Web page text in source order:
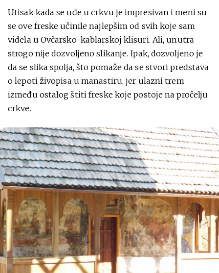
Utisak kada se uđe u crkvu je impresivan i meni su
se ove freske učinile najlepšim od svih koje sam
videla u Ovčarsko-kablarskoj klisuri. Ali, unutra
strogo nije dozvoljeno slikanje. Ipak, dozvoljeno je
da se slika spolja, što pomaže da se stvori predstava
o lepoti živopisa u manastiru, jer ulazni trem
između ostalog štiti freske koje postoje na pročelju
crkve.